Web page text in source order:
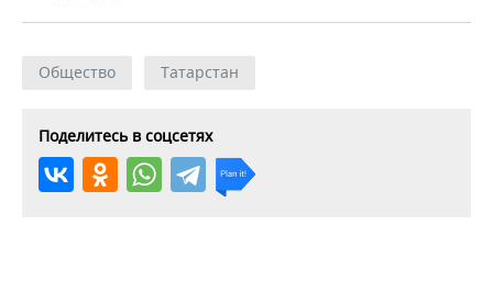
Общество Татарстан
Поделитесь в соцсетях